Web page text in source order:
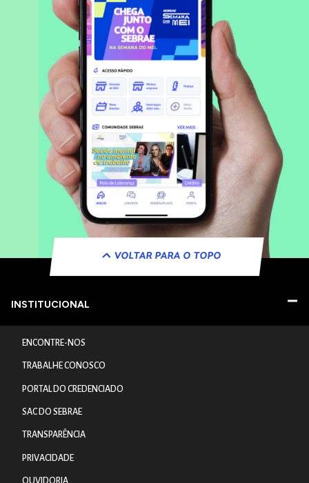
VOLTAR PARA O TOPO
INSTITUCIONAL
ENCONTRE-NOS
TRABALHE CONOSCO
PORTAL DO CREDENCIADO
SAC DO SEBRAE
TRANSPARÊNCIA
PRIVACIDADE
OUVIDORIA